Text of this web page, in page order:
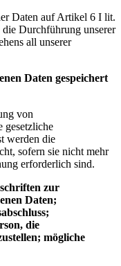
Daten auf Artikel 6 I lit.
Durchführung unserer
all unserer
Daten gespeichert
von
gesetzliche
werden die
sofern sie nicht mehr
erforderlich sind.
zur
Daten;
die
mögliche